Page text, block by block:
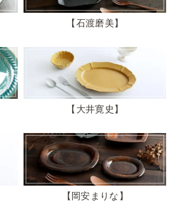
石渡磨美
大井寛史
岡安まりな